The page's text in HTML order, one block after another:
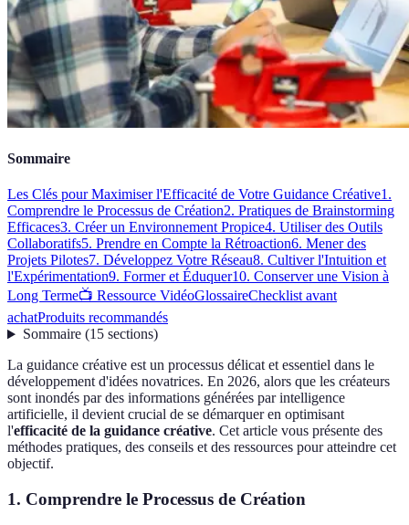
Sommaire
Les Clés pour Maximiser l'Efficacité de Votre Guidance Créative1.
Comprendre le Processus de Création2. Pratiques de Brainstorming
Efficaces3. Créer un Environnement Propice4. Utiliser des Outils
Collaboratifs5. Prendre en Compte la Rétroaction6. Mener des
Projets Pilotes7. Développez Votre Réseau8. Cultiver l'Intuition et
l'Expérimentation9. Former et Éduquer10. Conserver une Vision à
Long Terme📺 Ressource VidéoGlossaireChecklist avant
achatProduits recommandés
Sommaire(15 sections)
La guidance créative est un processus délicat et essentiel dans le
développement d'idées novatrices. En 2026, alors que les créateurs
sont inondés par des informations générées par intelligence
artificielle, il devient crucial de se démarquer en optimisant
l'efficacité de la guidance créative. Cet article vous présente des
méthodes pratiques, des conseils et des ressources pour atteindre cet
objectif.
1. Comprendre le Processus de Création